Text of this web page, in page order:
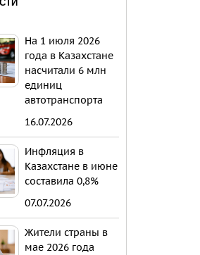
На 1 июля 2026
года в Казахстане
насчитали 6 млн
единиц
автотранспорта
16.07.2026
Инфляция в
Казахстане в июне
составила 0,8%
07.07.2026
Жители страны в
мае 2026 года